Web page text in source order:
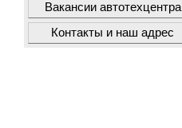
Вакансии автотехцентра
Контакты и наш адрес